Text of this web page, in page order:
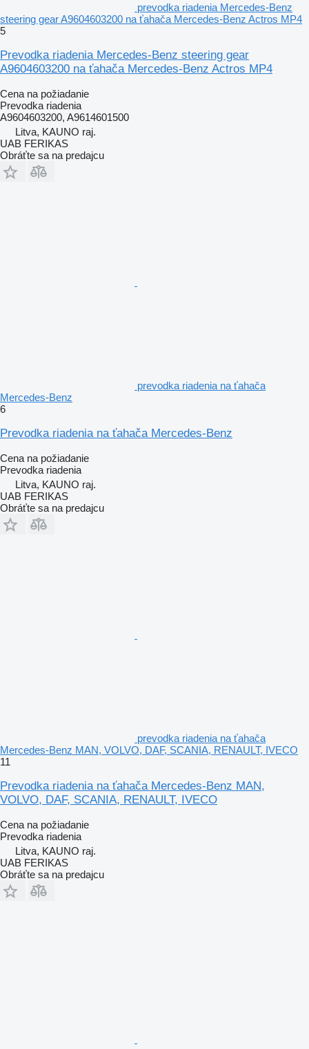
prevodka riadenia Mercedes-Benz
steering gear A9604603200 na ťahača Mercedes-Benz Actros MP4
5
Prevodka riadenia Mercedes-Benz steering gear
A9604603200 na ťahača Mercedes-Benz Actros MP4
Cena na požiadanie
Prevodka riadenia
A9604603200, A9614601500
Litva, KAUNO raj.
UAB FERIKAS
Obráťte sa na predajcu
prevodka riadenia na ťahača
Mercedes-Benz
6
Prevodka riadenia na ťahača Mercedes-Benz
Cena na požiadanie
Prevodka riadenia
Litva, KAUNO raj.
UAB FERIKAS
Obráťte sa na predajcu
prevodka riadenia na ťahača
Mercedes-Benz MAN, VOLVO, DAF, SCANIA, RENAULT, IVECO
11
Prevodka riadenia na ťahača Mercedes-Benz MAN,
VOLVO, DAF, SCANIA, RENAULT, IVECO
Cena na požiadanie
Prevodka riadenia
Litva, KAUNO raj.
UAB FERIKAS
Obráťte sa na predajcu